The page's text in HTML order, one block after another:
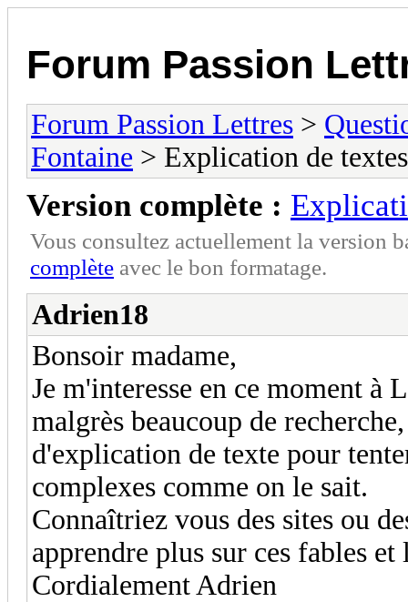
Forum Passion
Forum Passion Lettres >
Fontaine > Explication de
Version complète :
Vous consultez actuellement la version
complète avec le bon formatage.
Adrien18
Bonsoir madame,
Je m'interesse en ce moment à
malgrès beaucoup de
d'explication de texte pour
complexes comme on le sait.
Connaîtriez vous des sites ou
apprendre plus sur ces fables et
Cordialement Adrien